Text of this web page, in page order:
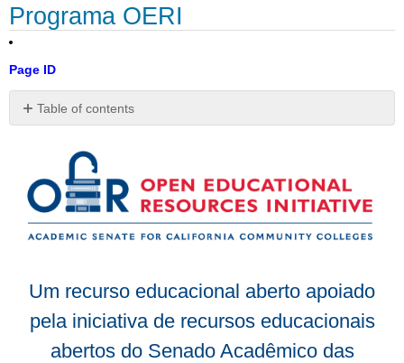
Programa OERI
Page ID
Table of contents
No
Um recurso educacional aberto apoiado
pela iniciativa de recursos educacionais
abertos do Senado Acadêmico das